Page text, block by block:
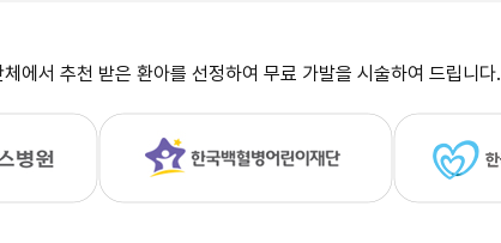
에서 추천 받은 환아를 선정하여 무료 가발을 시술하여 드립니다.